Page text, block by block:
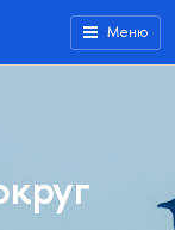
Меню